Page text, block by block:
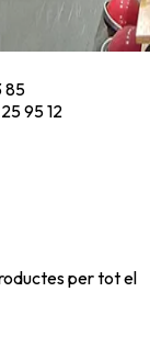
85
95 12
per tot el